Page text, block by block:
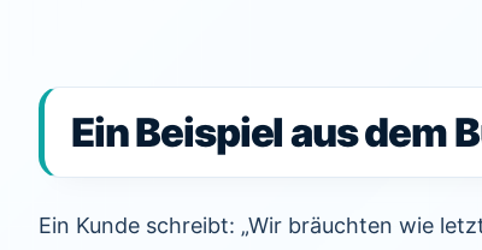
Ein Beispiel aus dem
Ein Kunde schreibt: „Wir bräuchten wie